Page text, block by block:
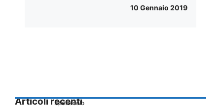
10 Gennaio 2019
Articoli recenti
Spettacolo